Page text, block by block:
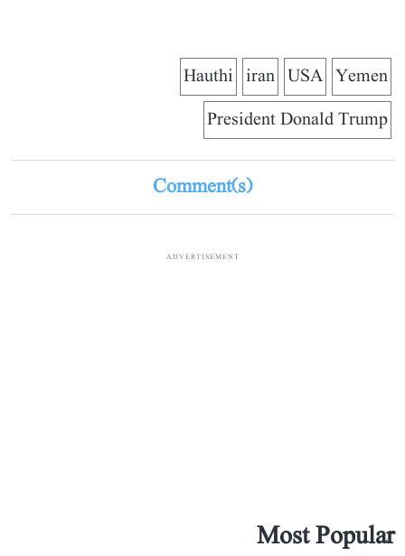
Yemen
USA
iran
Hauthi
President Donald Trump
Comment(s)
ADVERTISEMENT
Most Popular